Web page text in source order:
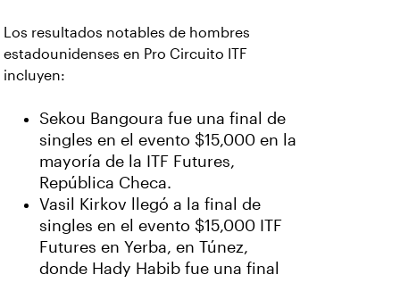
Los resultados notables de hombres
estadounidenses en Pro Circuito ITF
incluyen:
Sekou Bangoura fue una final de
singles en el evento $15,000 en la
mayoría de la ITF Futures,
República Checa.
Vasil Kirkov llegó a la final de
singles en el evento $15,000 ITF
Futures en Yerba, en Túnez,
donde Hady Habib fue una final